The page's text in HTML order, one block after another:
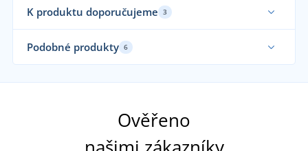
K produktu doporučujeme 3
Podobné produkty 6
Ověřeno